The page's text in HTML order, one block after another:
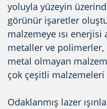
yoluyla yüzeyin
görünür işaretler
malzemeye ısı enerjisi
metaller ve
metal olmayan
çok çeşitli
Odaklanmış lazer